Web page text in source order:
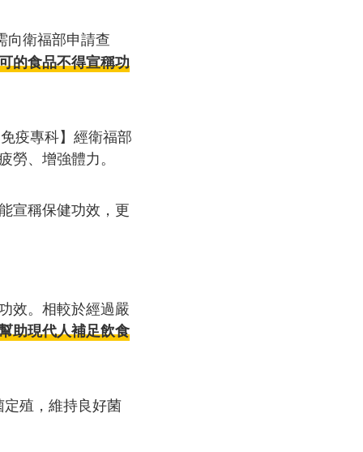
向衛福部申請查
的食品不得宣稱功
疫專科】經衛福部
、增強體力。
宣稱保健功效，更
效。相較於經過嚴
助現代人補足飲食
殖，維持良好菌